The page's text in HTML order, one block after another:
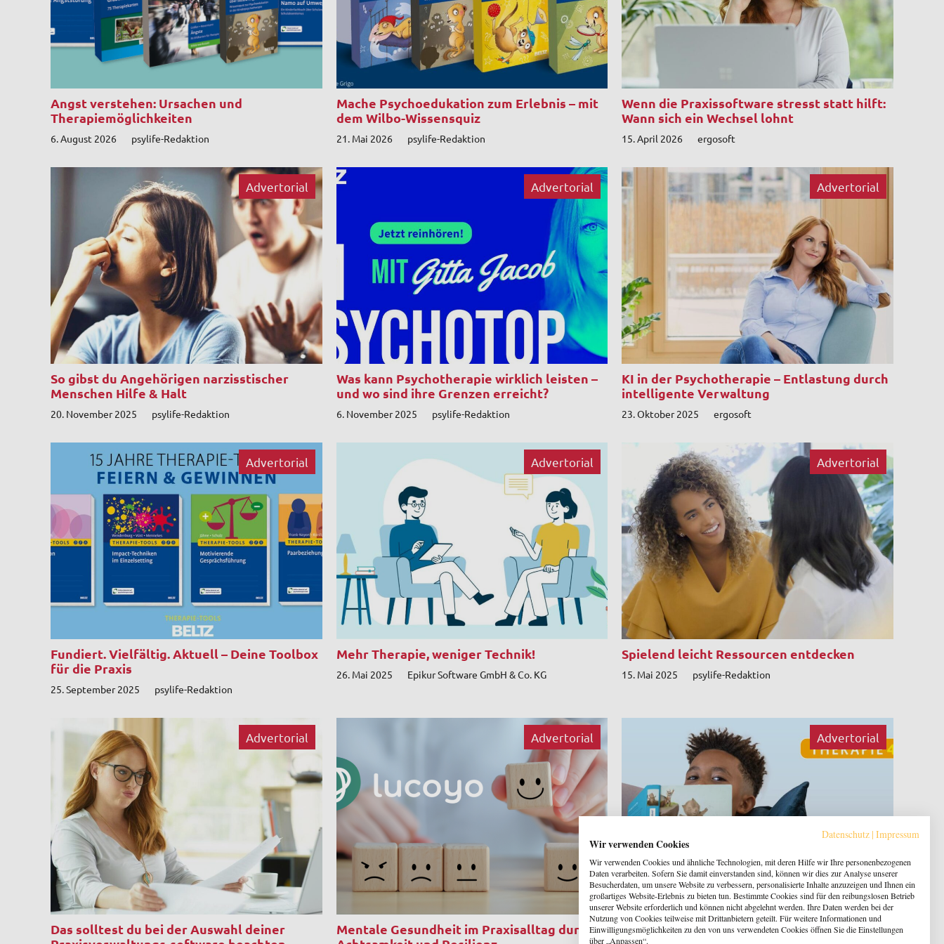
Angst verstehen: Ursachen und
Therapiemöglichkeiten
6. August 2026 psylife-Redaktion
Mache Psychoedukation zum Erlebnis – mit
dem Wilbo-Wissensquiz
21. Mai 2026 psylife-Redaktion
Wenn die Praxissoftware stresst statt hilft:
Wann sich ein Wechsel lohnt
15. April 2026 ergosoft
Advertorial
So gibst du Angehörigen narzisstischer
Menschen Hilfe & Halt
20. November 2025 psylife-Redaktion
Advertorial
Was kann Psychotherapie wirklich leisten –
und wo sind ihre Grenzen erreicht?
6. November 2025 psylife-Redaktion
Advertorial
KI in der Psychotherapie – Entlastung durch
intelligente Verwaltung
23. Oktober 2025 ergosoft
Advertorial
Fundiert. Vielfältig. Aktuell – Deine Toolbox
für die Praxis
25. September 2025 psylife-Redaktion
Advertorial
Mehr Therapie, weniger Technik!
26. Mai 2025 Epikur Software GmbH & Co. KG
Advertorial
Spielend leicht Ressourcen entdecken
15. Mai 2025 psylife-Redaktion
Advertorial
Das solltest du bei der Auswahl deiner
Advertorial
Mentale Gesundheit im Praxisalltag durch
Advertorial
Bunte Geschichten für ein starkes Leben –
Datenschutz | Impressum
Wir verwenden Cookies
Wir verwenden Cookies und ähnliche Technologien, mit deren Hilfe wir Ihre personenbezogenen
Daten verarbeiten. Sofern Sie damit einverstanden sind, können wir dies zur Analyse unserer
Besucherdaten, um unsere Website zu verbessern, personalisierte Inhalte anzuzeigen und Ihnen ein
großartiges Website-Erlebnis zu bieten tun. Bestimmte Cookies sind für den reibungslosen Betrieb
unserer Website erforderlich und können nicht abgelehnt werden. Ihre Daten werden bei der
Nutzung von Cookies teilweise mit Drittanbietern geteilt. Für weitere Informationen und
Einwilligungsmöglichkeiten zu den von uns verwendeten Cookies öffnen Sie die Einstellungen
über „Anpassen“.